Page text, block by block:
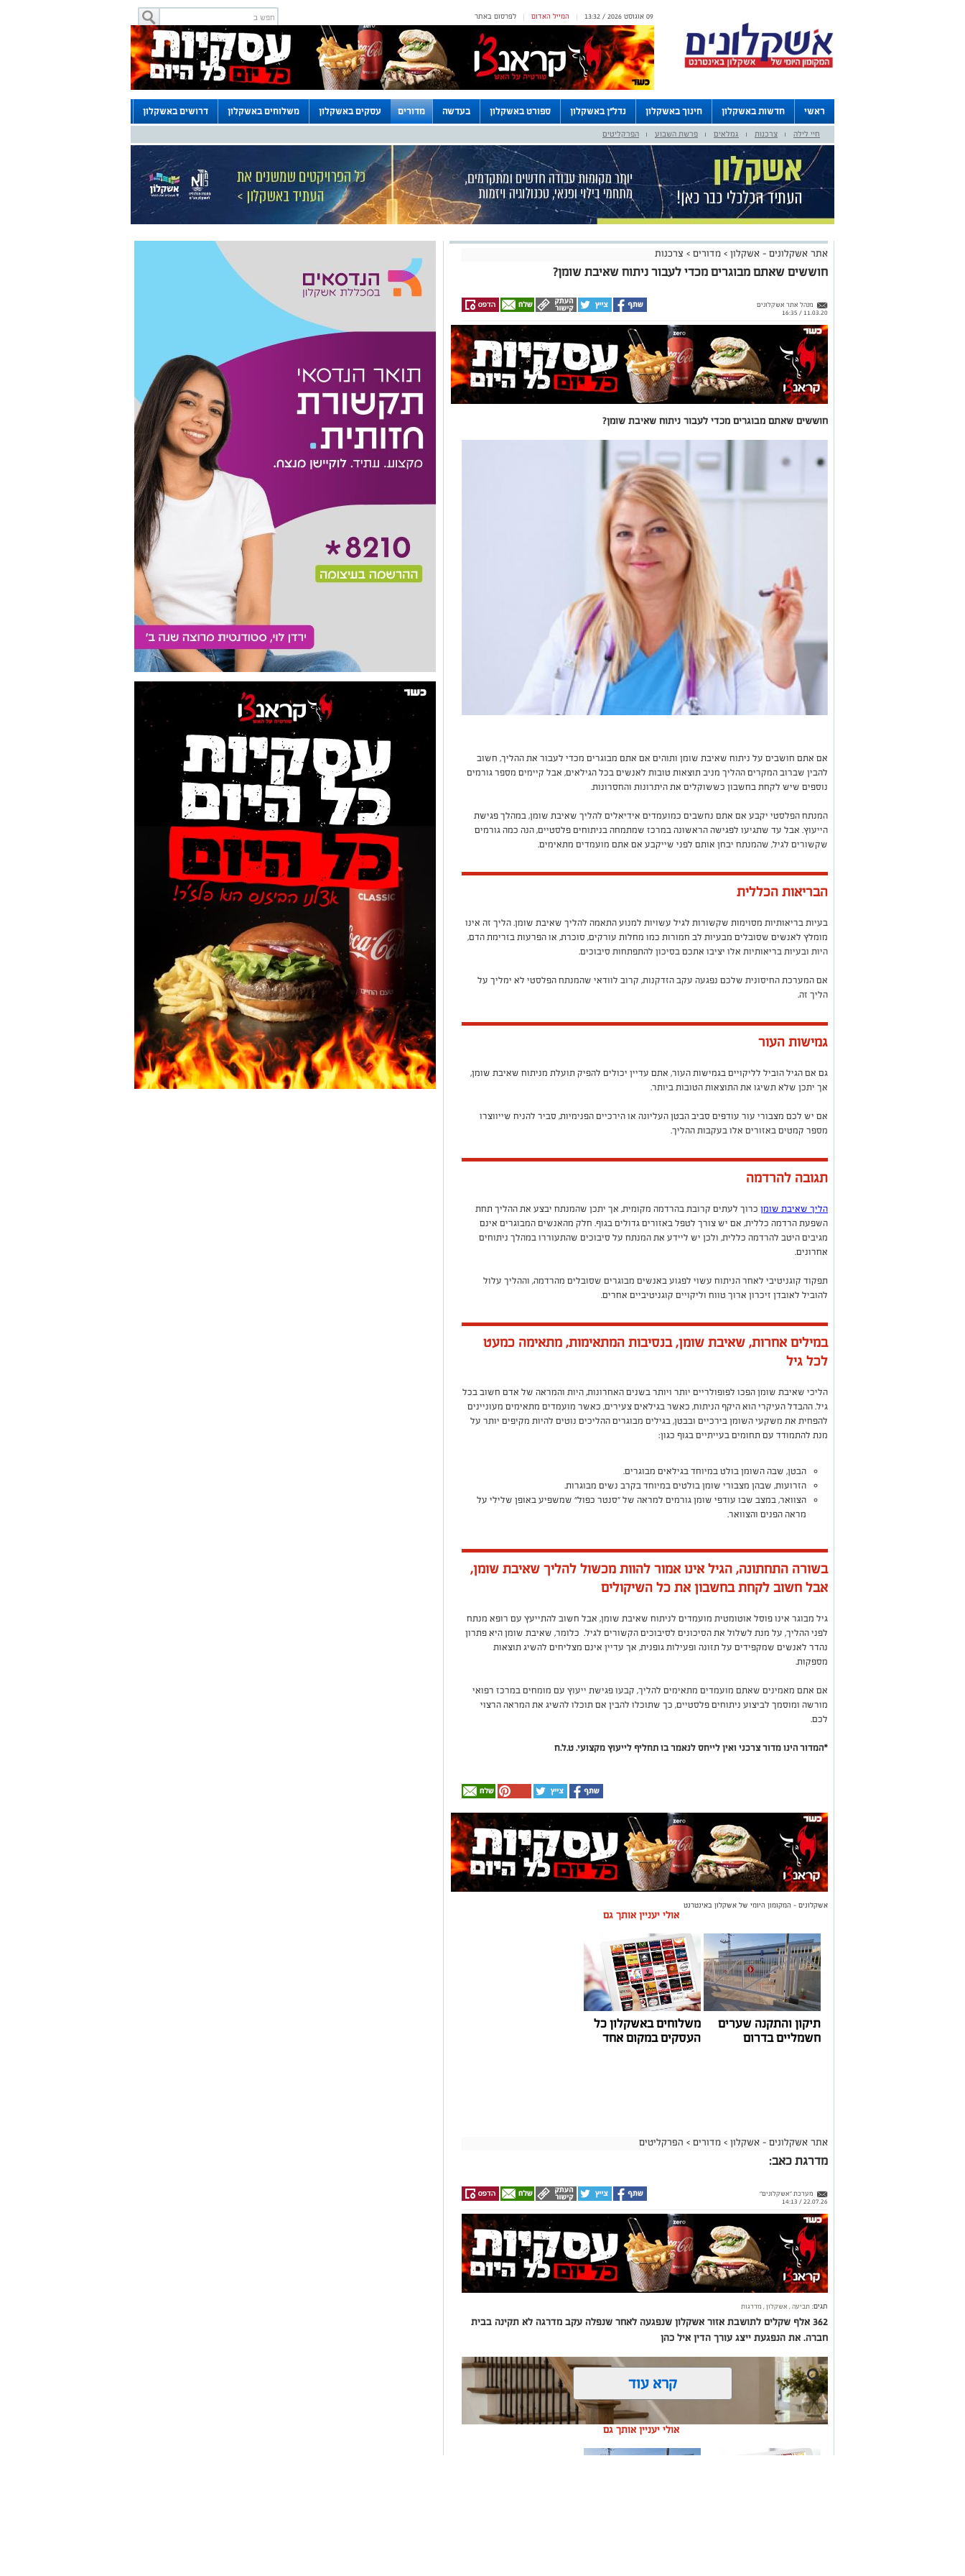
לפרסום באתר | המייל האדום | 09 אוגוסט 2026 / 13:32
ראשי חדשות באשקלון חינוך באשקלון נדל"ן באשקלון ספורט באשקלון בעדשה מדורים עסקים באשקלון משלוחים באשקלון דרושים באשקלון
לוחות
חיי לילה | צרכנות | גמלאים | פרשת השבוע | הפרקליטים
אתר אשקלונים - אשקלון > מדורים > צרכנות
חוששים שאתם מבוגרים מכדי לעבור ניתוח שאיבת שומן?
מנהל אתר אשקלונים
11.03.20 / 16:35
חוששים שאתם מבוגרים מכדי לעבור ניתוח שאיבת שומן?
אם אתם חושבים על ניתוח שאיבת שומן ותוהים אם אתם מבוגרים מכדי לעבור את ההליך, חשוב
להבין שברוב המקרים ההליך מניב תוצאות טובות לאנשים בכל הגילאים, אבל קיימים מספר גורמים
נוספים שיש לקחת בחשבון כששוקלים את היתרונות והחסרונות.
המנתח הפלסטי יקבע אם אתם נחשבים כמועמדים אידיאלים להליך שאיבת שומן, במהלך פגישת
הייעוץ. אבל עד שתגיעו לפגישה הראשונה במרכז שמתמחה בניתוחים פלסטיים, הנה כמה גורמים
שקשורים לגיל, שהמנתח יבחן אותם לפני שייקבע אם אתם מועמדים מתאימים.
הבריאות הכללית
בעיות בריאותיות מסוימות שקשורות לגיל עשויות למנוע התאמה להליך שאיבת שומן. הליך זה אינו
מומלץ לאנשים שסובלים מבעיות לב חמורות כמו מחלות עורקים, סוכרת, או הפרעות בזרימת הדם,
היות ובעיות בריאותיות אלו יציבו אתכם בסיכון להתפתחות סיבוכים.
אם המערכת החיסונית שלכם נפגעה עקב הזדקנות, קרוב לוודאי שהמנתח הפלסטי לא ימליך על
הליך זה.
גמישות העור
גם אם הגיל הוביל לליקויים בגמישות העור, אתם עדיין יכולים להפיק תועלת מניתוח שאיבת שומן,
אך יתכן שלא תשיגו את התוצאות הטובות ביותר.
אם יש לכם מצבורי עור עודפים סביב הבטן העליונה או הירכיים הפנימיות, סביר להניח שייווצרו
מספר קמטים באזורים אלו בעקבות ההליך.
תגובה להרדמה
הליך שאיבת שומן כרוך לעתים קרובת בהרדמה מקומית, אך יתכן שהמנתח יבצע את ההליך תחת
השפעת הרדמה כללית, אם יש צורך לטפל באזורים גדולים בגוף. חלק מהאנשים המבוגרים אינם
מגיבים היטב להרדמה כללית, ולכן יש ליידע את המנתח על סיבוכים שהתעוררו במהלך ניתוחים
אחרונים.
תפקוד קוגניטיבי לאחר הניתוח עשוי לפגוע באנשים מבוגרים שסובלים מהרדמה, וההליך עלול
להוביל לאובדן זיכרון ארוך טווח וליקויים קוגניטיביים אחרים.
במילים אחרות, שאיבת שומן, בנסיבות המתאימות, מתאימה כמעט
לכל גיל
הליכי שאיבת שומן הפכו לפופולריים יותר ויותר בשנים האחרונות, היות והמראה של אדם חשוב בכל
גיל. ההבדל העיקרי הוא היקף הניתוח, כאשר בגילאים צעירים, כאשר מועמדים מתאימים מעוניינים
להפחית את משקעי השומן בירכיים ובבטן, בגילים מבוגרים ההליכים נוטים להיות מקיפים יותר על
מנת להתמודד עם תחומים בעייתיים בגוף כגון:
הבטן, שבה השומן בולט במיוחד בגילאים מבוגרים.
הזרועות, שבהן מצבורי שומן בולטים במיוחד בקרב נשים מבוגרות.
הצוואר, במצב שבו עודפי שומן גורמים למראה של "סנטר כפול" שמשפיע באופן שלילי על
מראה הפנים והצוואר.
בשורה התחתונה, הגיל אינו אמור להוות מכשול להליך שאיבת שומן,
אבל חשוב לקחת בחשבון את כל השיקולים
גיל מבוגר אינו פוסל אוטומטית מועמדים לניתוח שאיבת שומן, אבל חשוב להתייעץ עם רופא מנתח
לפני ההליך, על מנת לשלול את הסיכונים לסיבוכים הקשורים לגיל. כלומר, שאיבת שומן היא פתרון
נהדר לאנשים שמקפידים על תזונה ופעילות גופנית, אך עדיין אינם מצליחים להשיג תוצאות
מספקות.
אם אתם מאמינים שאתם מועמדים מתאימים להליך, קבעו פגישת ייעוץ עם מומחים במרכז רפואי
מורשה ומוסמך לביצוע ניתוחים פלסטיים, כך שתוכלו להבין אם תוכלו להשיג את המראה הרצוי
לכם.
*המדור הינו מדור צרכני ואין לייחס לנאמר בו תחליף לייעוץ מקצועי. ט.ל.ח
אשקלונים - המקומון היומי של אשקלון באינטרנט
אולי יעניין אותך גם
תיקון והתקנה שערים
חשמליים בדרום
משלוחים באשקלון כל
העסקים במקום אחד
אתר אשקלונים - אשקלון > מדורים > הפרקליטים
מדרגת כאב:
מערכת "אשקלונים"
22.07.26 / 14:13
תגים: תביעה, אשקלון, מדרגות
362 אלף שקלים לתושבת אזור אשקלון שנפגעה לאחר שנפלה עקב מדרגה לא תקינה בבית
חברה. את הנפגעת ייצג עורך הדין איל כהן
קרא עוד
אולי יעניין אותך גם